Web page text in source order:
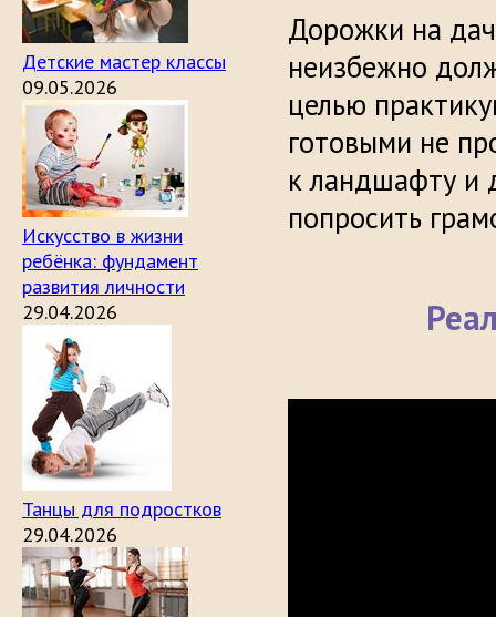
Детские мастер классы
09.05.2026
Искусство в жизни
ребёнка: фундамент
развития личности
29.04.2026
Танцы для подростков
29.04.2026
Дорожки на
неизбежно
целью
готовыми не
к ландшафту и
попросить